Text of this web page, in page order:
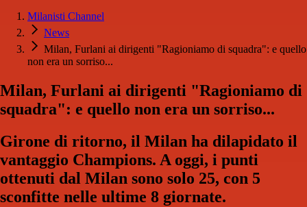
Milanisti Channel
News
Milan, Furlani ai dirigenti "Ragioniamo di squadra": e quello
non era un sorriso...
Milan, Furlani ai dirigenti "Ragioniamo di
squadra": e quello non era un sorriso...
Girone di ritorno, il Milan ha dilapidato il
vantaggio Champions. A oggi, i punti
ottenuti dal Milan sono solo 25, con 5
sconfitte nelle ultime 8 giornate.